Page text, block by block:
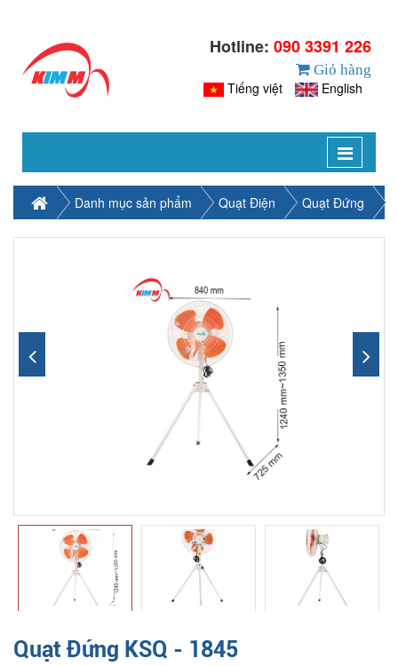
Hotline: 090 3391 226
Giỏ hàng
Tiếng việt English
Toggle
Danh mục sản phẩm Quạt Điện Quạt Đứng
Quạt Đứng KSQ - 1845